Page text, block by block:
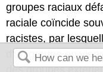
groupes raciaux
raciale coïncide
racistes, par
d'un groupe en
des groupes